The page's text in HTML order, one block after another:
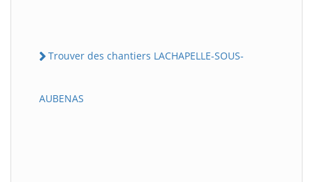
Trouver des chantiers LACHAPELLE-SOUS-
AUBENAS